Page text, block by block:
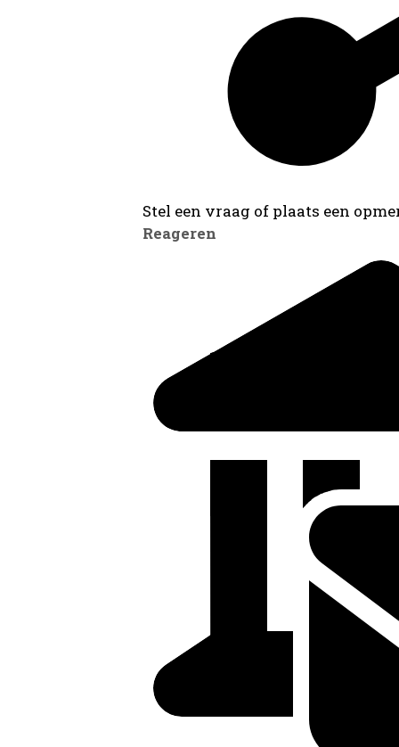
Stel een vraag of plaats een
Reageren